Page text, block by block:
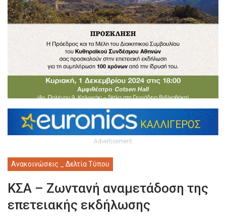
Advertisement
Ανακοινώσεις _ Δελτία Τύπου
ΚΣΑ – Ζωντανή αναμετάδοση της
επετειακής εκδήλωσης